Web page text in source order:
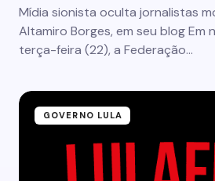
Mídia sionista oculta jornalistas
Altamiro Borges, em seu blog Em
terça-feira (22), a Federação…
GOVERNO LULA